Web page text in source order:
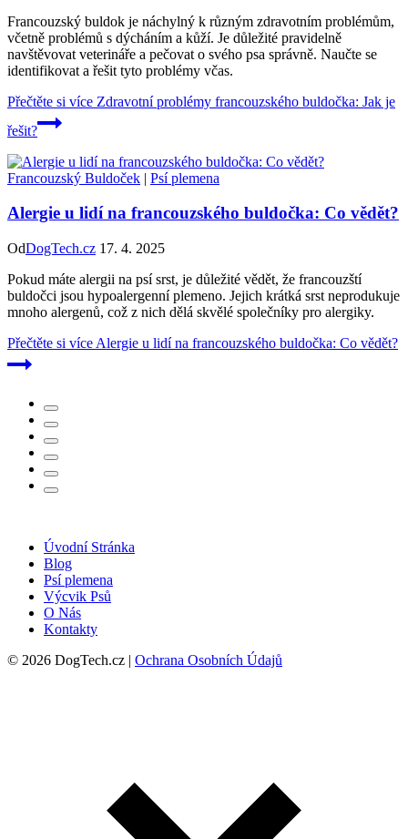
Francouzský buldok je náchylný k různým zdravotním problémům,
včetně problémů s dýcháním a kůží. Je důležité pravidelně
navštěvovat veterináře a pečovat o svého psa správně. Naučte se
identifikovat a řešit tyto problémy včas.
Přečtěte si více Zdravotní problémy francouzského buldočka: Jak je
řešit?
Francouzský Buldoček | Psí plemena
Alergie u lidí na francouzského buldočka: Co vědět?
OdDogTech.cz 17. 4. 2025
Pokud máte alergii na psí srst, je důležité vědět, že francouzští
buldočci jsou hypoalergenní plemeno. Jejich krátká srst neprodukuje
mnoho alergenů, což z nich dělá skvělé společníky pro alergiky.
Přečtěte si více Alergie u lidí na francouzského buldočka: Co vědět?
Úvodní Stránka
Blog
Psí plemena
Výcvik Psů
O Nás
Kontakty
© 2026 DogTech.cz | Ochrana Osobních Údajů